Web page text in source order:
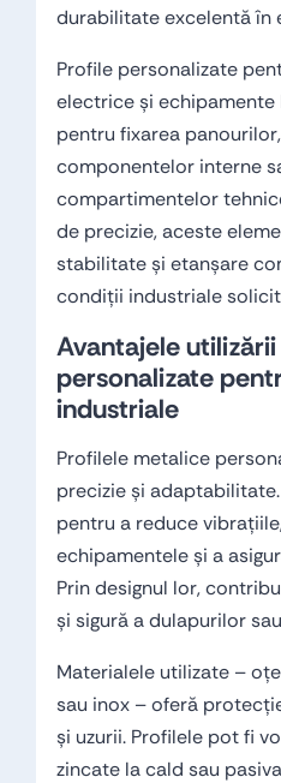
durabilitate excelentă în
Profile personalizate
electrice și
pentru fixarea
componentelor interne
compartimentelor
de precizie, aceste
stabilitate și etanșare
condiții industriale
Avantajele
personalizate
industriale
Profilele metalice
precizie și
pentru a reduce
echipamentele și a
Prin designul lor,
și sigură a dulapurilor
Materialele utilizate –
sau inox – oferă
și uzurii. Profilele pot fi
zincate la cald sau